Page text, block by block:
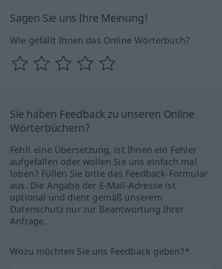
Sagen Sie uns Ihre Meinung!
Wie gefällt Ihnen das Online Wörterbuch?
Sie haben Feedback zu unseren Online
Wörterbüchern?
Fehlt eine Übersetzung, ist Ihnen ein Fehler
aufgefallen oder wollen Sie uns einfach mal
loben? Füllen Sie bitte das Feedback-Formular
aus. Die Angabe der E-Mail-Adresse ist
optional und dient gemäß unserem
Datenschutz nur zur Beantwortung Ihrer
Anfrage.
Wozu möchten Sie uns Feedback geben?*